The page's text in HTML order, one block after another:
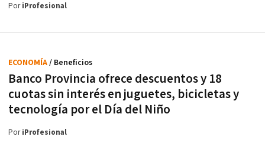
PoriProfesional
Banco Provincia ofrece descuentos y 18
cuotas sin interés en juguetes, bicicletas y
tecnología por el Día del Niño
ECONOMÍA/ Beneficios
PoriProfesional